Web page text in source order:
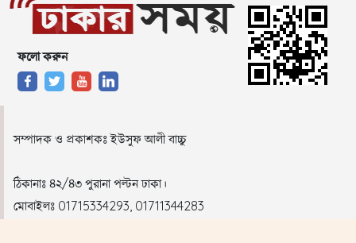
ফলো করুন
সম্পাদক ও প্রকাশকঃ ইউসুফ আলী বাচ্চু
ঠিকানাঃ ৪২/৪৩ পুরানা পল্টন ঢাকা।
মোবাইলঃ 01715334293, 01711344283